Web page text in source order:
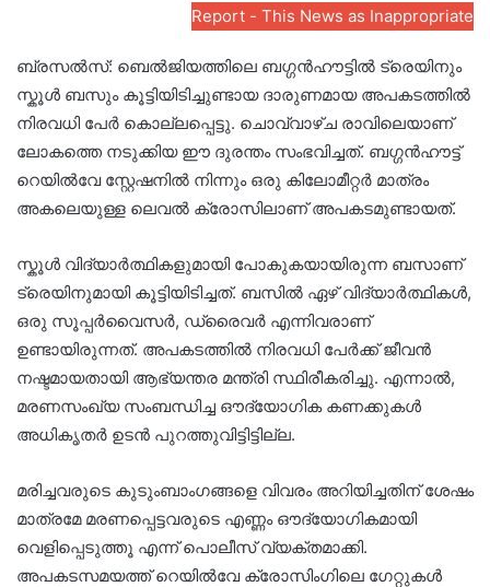
Report - This News as Inappropriate
ബ്രസൽസ്: ബെൽജിയത്തിലെ ബഗ്ഗൻഹൗട്ടിൽ ട്രെയിനും
സ്കൂൾ ബസും കൂട്ടിയിടിച്ചുണ്ടായ ദാരുണമായ അപകടത്തിൽ
നിരവധി പേർ കൊല്ലപ്പെട്ടു. ചൊവ്വാഴ്ച രാവിലെയാണ്
ലോകത്തെ നടുക്കിയ ഈ ദുരന്തം സംഭവിച്ചത്. ബഗ്ഗൻഹൗട്ട്
റെയിൽവേ സ്റ്റേഷനിൽ നിന്നും ഒരു കിലോമീറ്റർ മാത്രം
അകലെയുള്ള ലെവൽ ക്രോസിലാണ് അപകടമുണ്ടായത്.
സ്കൂൾ വിദ്യാർത്ഥികളുമായി പോകുകയായിരുന്ന ബസാണ്
ട്രെയിനുമായി കൂട്ടിയിടിച്ചത്. ബസിൽ ഏഴ് വിദ്യാർത്ഥികൾ,
ഒരു സൂപ്പർവൈസർ, ഡ്രൈവർ എന്നിവരാണ്
ഉണ്ടായിരുന്നത്. അപകടത്തിൽ നിരവധി പേർക്ക് ജീവൻ
നഷ്ടമായതായി ആഭ്യന്തര മന്ത്രി സ്ഥിരീകരിച്ചു. എന്നാൽ,
മരണസംഖ്യ സംബന്ധിച്ച ഔദ്യോഗിക കണക്കുകൾ
അധികൃതർ ഉടൻ പുറത്തുവിട്ടിട്ടില്ല.
മരിച്ചവരുടെ കുടുംബാംഗങ്ങളെ വിവരം അറിയിച്ചതിന് ശേഷം
മാത്രമേ മരണപ്പെട്ടവരുടെ എണ്ണം ഔദ്യോഗികമായി
വെളിപ്പെടുത്തൂ എന്ന് പൊലീസ് വ്യക്തമാക്കി.
അപകടസമയത്ത് റെയിൽവേ ക്രോസിംഗിലെ ഗേറ്റുകൾ